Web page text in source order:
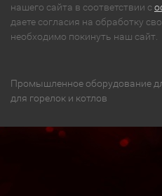
нашего сайта в соответствии с
даете согласия на обработку
необходимо покинуть наш сайт.
Промышленное оборудование
для горелок и котлов